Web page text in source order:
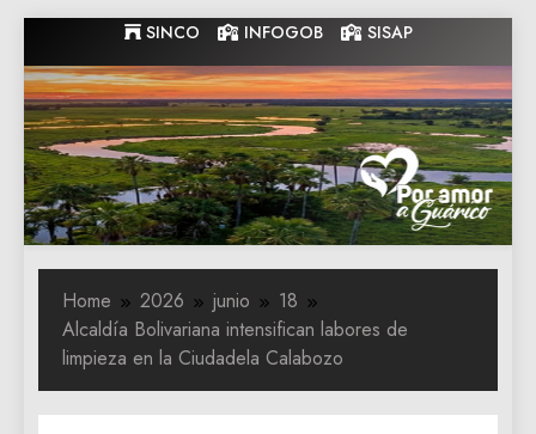
to
content
SINCO INFOGOB SISAP
Gobernacion
de Guarico
Gobernacion de Guarico
Home 2026 junio
18
Alcaldía Bolivariana intensifican labores de
limpieza en la Ciudadela Calabozo